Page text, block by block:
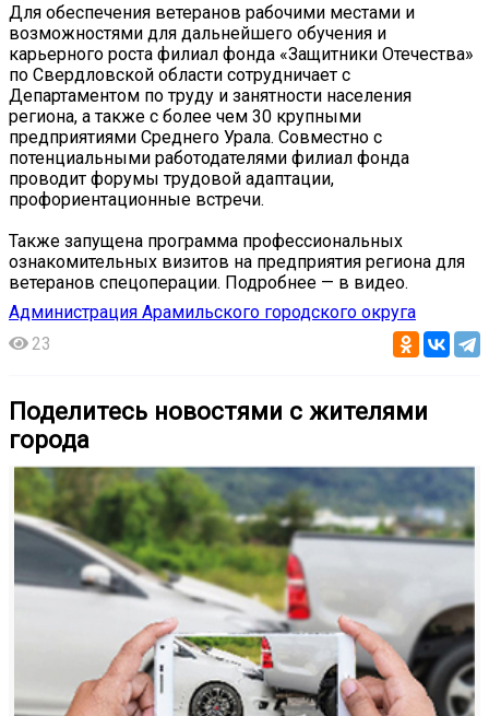
Для обеспечения ветеранов рабочими местами и
возможностями для дальнейшего обучения и
карьерного роста филиал фонда «Защитники Отечества»
по Свердловской области сотрудничает с
Департаментом по труду и занятности населения
региона, а также с более чем 30 крупными
предприятиями Среднего Урала. Совместно с
потенциальными работодателями филиал фонда
проводит форумы трудовой адаптации,
профориентационные встречи.
Также запущена программа профессиональных
ознакомительных визитов на предприятия региона для
ветеранов спецоперации. Подробнее — в видео.
Администрация Арамильского городского округа
23
Поделитесь новостями с жителями
города